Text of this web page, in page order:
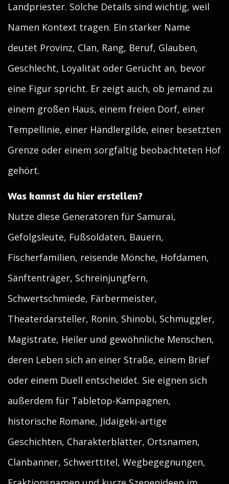
Landpriester. Solche Details sind wichtig, weil
Namen Kontext tragen. Ein starker Name
deutet Provinz, Clan, Rang, Beruf, Glauben,
Geschlecht, Loyalität oder Gerücht an, bevor
eine Figur spricht. Er zeigt auch, ob jemand zu
einem großen Haus, einem freien Dorf, einer
Tempellinie, einer Händlergilde, einer besetzten
Grenze oder einem sorgfältig beobachteten Hof
gehört.
Was kannst du hier erstellen?
Nutze diese Generatoren für Samurai,
Gefolgsleute, Fußsoldaten, Bauern,
Fischerfamilien, reisende Mönche, Hofdamen,
Sänftenträger, Schreinjungfern,
Schwertschmiede, Färbermeister,
Theaterdarsteller, Ronin, Shinobi, Schmuggler,
Magistrate, Heiler und gewöhnliche Menschen,
deren Leben sich an einer Straße, einem Brief
oder einem Duell entscheidet. Sie eignen sich
außerdem für Tabletop-Kampagnen,
historische Romane, Jidaigeki-artige
Geschichten, Charakterblätter, Ortsnamen,
Clanbanner, Schwerttitel, Wegbegegnungen,